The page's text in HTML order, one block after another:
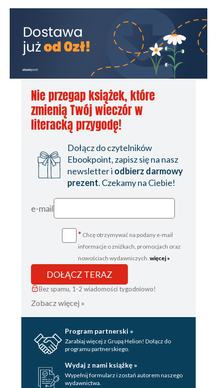
Nie przegap książek, które
zmienią Twój wieczór w
literacką przygodę!
Dołącz do czytelników
Ebookpoint, zapisz się na nasz
newsletter i odbierz darmowy
prezent. Czekamy na Ciebie!
e-mail
* Chcę otrzymywać na podany e-mail
informacje o zniżkach, promocjach oraz
nowościach wydawniczych. więcej »
DOŁĄCZ TERAZ
Bez spamu, 1-2 wiadomości tygodniowo!
Zobacz więcej »
Program partnerski »
Zarabiaj więcej z Grupą Helion! Dołącz do
programu partnerskiego.
Wydaj z nami książkę »
Wypełnij formularz i zostań autorem naszego
wydawnictwa.